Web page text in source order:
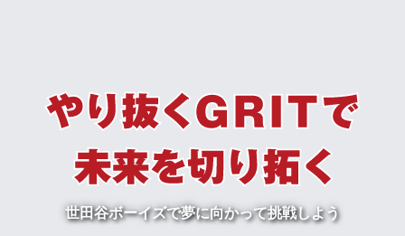
世田谷ボーイズで夢に向かって挑戦しよう